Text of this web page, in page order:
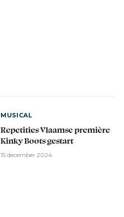
MUSICAL
Repetities Vlaamse première
Kinky Boots gestart
15 december 2024